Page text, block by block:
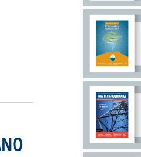
la notizia: 'TECNICHE
. Pubblicata sabato 19 novembre 1994